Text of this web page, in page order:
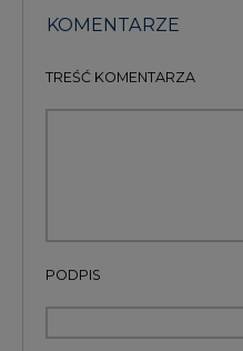
Przesłanie komentarza oznacza